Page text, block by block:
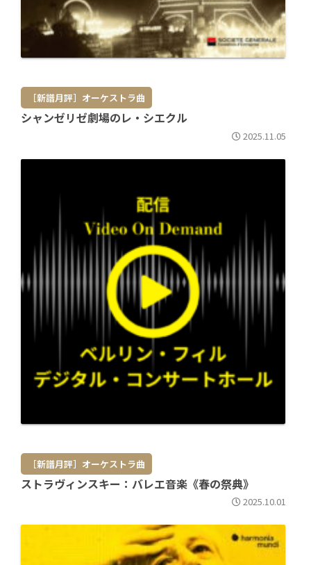
［新譜月評］オーケストラ曲
シャンゼリゼ劇場のレ・シエクル
2025.11.05
［新譜月評］オーケストラ曲
ストラヴィンスキー：バレエ音楽《春の祭典》
2025.10.01